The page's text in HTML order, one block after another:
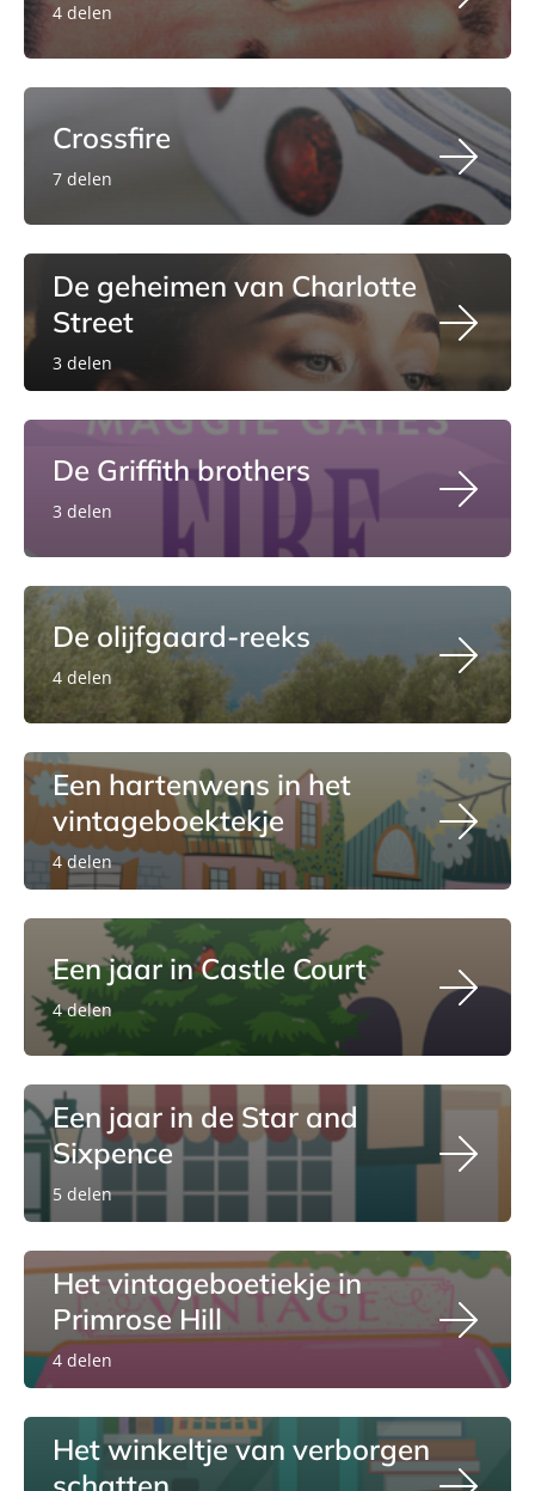
4 delen
Crossfire
7 delen
De geheimen van Charlotte
Street
3 delen
De Griffith brothers
3 delen
De olijfgaard-reeks
4 delen
Een hartenwens in het
vintageboektekje
4 delen
Een jaar in Castle Court
4 delen
Een jaar in de Star and
Sixpence
5 delen
Het vintageboetiekje in
Primrose Hill
4 delen
Het winkeltje van verborgen